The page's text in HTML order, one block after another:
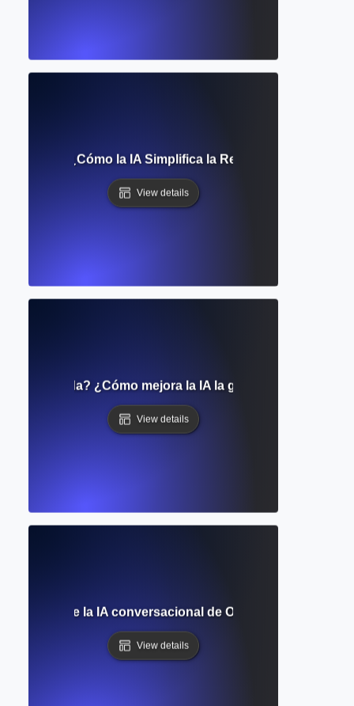
¿Cómo la IA Simplifica la Referencia en la
View details
¿Cómo mejora la IA la gramática, el estilo y
View details
completa de la IA conversacional de OpenAI para
View details